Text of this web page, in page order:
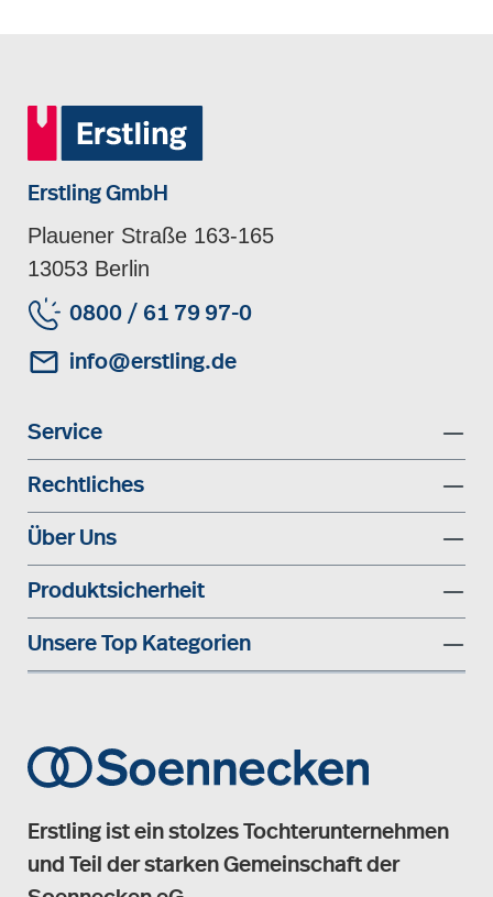
Erstling GmbH
Plauener Straße 163-165
13053 Berlin
0800 / 61 79 97-0
info@erstling.de
Service
Rechtliches
Über Uns
Produktsicherheit
Unsere Top Kategorien
Erstling ist ein stolzes Tochterunternehmen
und Teil der starken Gemeinschaft der